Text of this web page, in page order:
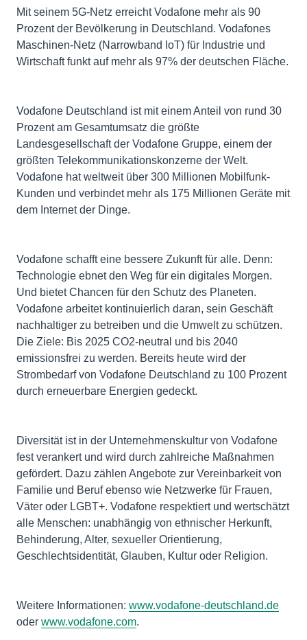
Mit seinem 5G-Netz erreicht Vodafone mehr als 90
Prozent der Bevölkerung in Deutschland. Vodafones
Maschinen-Netz (Narrowband IoT) für Industrie und
Wirtschaft funkt auf mehr als 97% der deutschen Fläche.
Vodafone Deutschland ist mit einem Anteil von rund 30
Prozent am Gesamtumsatz die größte
Landesgesellschaft der Vodafone Gruppe, einem der
größten Telekommunikationskonzerne der Welt.
Vodafone hat weltweit über 300 Millionen Mobilfunk-
Kunden und verbindet mehr als 175 Millionen Geräte mit
dem Internet der Dinge.
Vodafone schafft eine bessere Zukunft für alle. Denn:
Technologie ebnet den Weg für ein digitales Morgen.
Und bietet Chancen für den Schutz des Planeten.
Vodafone arbeitet kontinuierlich daran, sein Geschäft
nachhaltiger zu betreiben und die Umwelt zu schützen.
Die Ziele: Bis 2025 CO2-neutral und bis 2040
emissionsfrei zu werden. Bereits heute wird der
Strombedarf von Vodafone Deutschland zu 100 Prozent
durch erneuerbare Energien gedeckt.
Diversität ist in der Unternehmenskultur von Vodafone
fest verankert und wird durch zahlreiche Maßnahmen
gefördert. Dazu zählen Angebote zur Vereinbarkeit von
Familie und Beruf ebenso wie Netzwerke für Frauen,
Väter oder LGBT+. Vodafone respektiert und wertschätzt
alle Menschen: unabhängig von ethnischer Herkunft,
Behinderung, Alter, sexueller Orientierung,
Geschlechtsidentität, Glauben, Kultur oder Religion.
Weitere Informationen: www.vodafone-deutschland.de
oder www.vodafone.com.